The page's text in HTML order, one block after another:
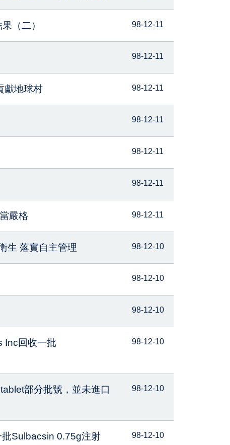
（二） 98-12-11
98-12-11
獻地球村 98-12-11
98-12-11
98-12-11
98-12-11
嚴格 98-12-11
生 落實自主管理 98-12-10
98-12-10
98-12-10
Inc回收一批
98-12-10
部分批號，並未進口
98-12-10
Sulbacsin 0.75g注射
98-12-10